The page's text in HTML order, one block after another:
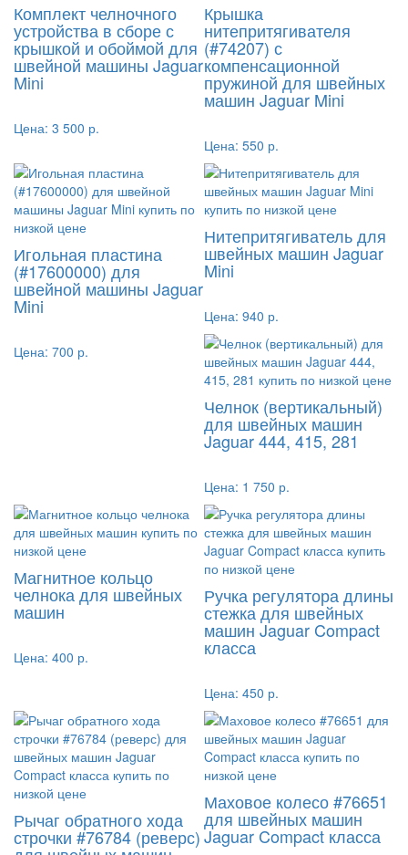
Комплект челночного
устройства в сборе с
крышкой и обоймой для
швейной машины Jaguar
Mini
Цена: 3 500 р.
Крышка
нитепритягивателя
(#74207) с
компенсационной
пружиной для швейных
машин Jaguar Mini
Цена: 550 р.
Игольная пластина
(#17600000) для
швейной машины Jaguar
Mini
Цена: 700 р.
Нитепритягиватель для
швейных машин Jaguar
Mini
Цена: 940 р.
Челнок (вертикальный)
для швейных машин
Jaguar 444, 415, 281
Цена: 1 750 р.
Магнитное кольцо
челнока для швейных
машин
Цена: 400 р.
Ручка регулятора длины
стежка для швейных
машин Jaguar Compact
класса
Цена: 450 р.
Рычаг обратного хода
строчки #76784 (реверс)
Маховое колесо #76651
для швейных машин
Jaguar Compact класса